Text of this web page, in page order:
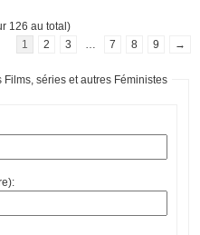
126 au total)
1
2 3 7 8 9 →
séries et autres Féministes